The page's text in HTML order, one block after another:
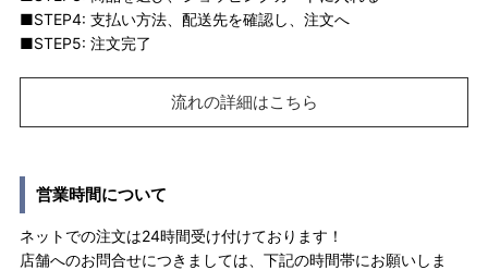
■STEP4: 支払い方法、配送先を確認し、注文へ
■STEP5: 注文完了
流れの詳細はこちら
営業時間について
ネットでの注文は24時間受け付けております！
店舗へのお問合せにつきましては、下記の時間帯にお願いしま